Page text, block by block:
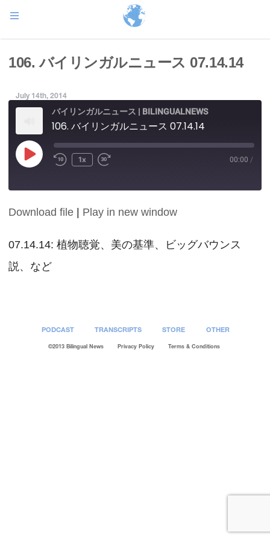
106. バイリンガルニュース 07.14.14
July 14th, 2014
バイリンガルニュース | BILINGUALNEWS
106. バイリンガルニュース 07.14.14
Play
Episode
1x 00:00 /
SHARE
LINK
EMBED
Download file Play in new window
07.14.14: 植物聴覚、美の基準、ビッグバウンス
説、など
PODCAST TRANSCRIPTS STORE OTHER
©2013 Bilingual News Privacy Policy Terms & Conditions